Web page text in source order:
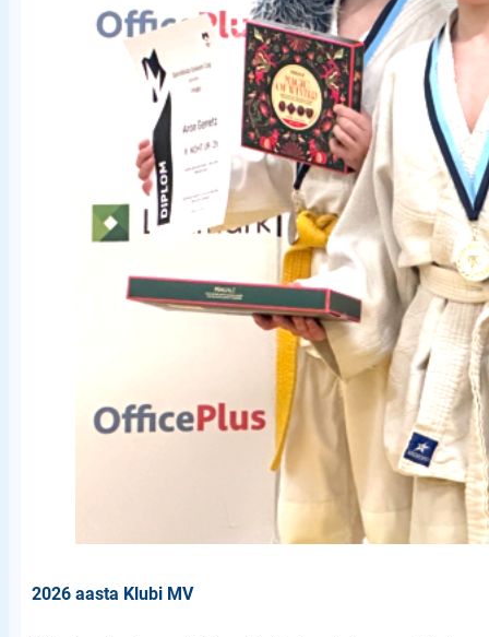
2026 aasta Klubi MV